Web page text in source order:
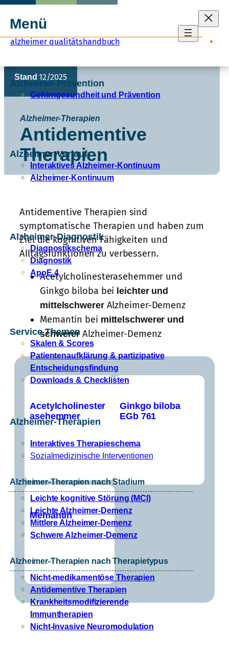
Inhalt
alzheimer qualitätshandbuch
Menü
Alzheimer-Prävention
Gehirngesundheit und Prävention
Alzheimer-Verlauf
Interaktives Alzheimer-Kontinuum
Alzheimer-Kontinuum
Alzheimer-Diagnostik
Diagnostikschema
Diagnostik
ApoE 4
Service Themen
Skalen & Scores
Patientenaufklärung & partizipative
Entscheidungsfindung
Downloads & Checklisten
Alzheimer-Therapien
Interaktives Therapieschema
Sozialmedizinische Interventionen
Alzheimer-Therapien nach Stadium
Leichte kognitive Störung (MCI)
Leichte Alzheimer-Demenz
Mittlere Alzheimer-Demenz
Schwere Alzheimer-Demenz
Alzheimer-Therapien nach Therapietypus
Nicht-medikamentöse Therapien
Antidementive Therapien
Krankheitsmodifizierende
Immuntherapien
Nicht-Invasive Neuromodulation
Stand 12/2025
Alzheimer-Therapien
Antidementive
Therapien
Antidementive Therapien sind
symptomatische Therapien und haben zum
Ziel die kognitiven Fähigkeiten und
Alltagsfunktionen zu verbessern.
Acetylcholinesterasehemmer und
Ginkgo biloba bei leichter und
mittelschwererAlzheimer-Demenz
Memantin bei mittelschwerer und
schwerer Alzheimer-Demenz
Acetylcholinester
asehemmer
Ginkgo biloba
EGb 761
Memantin